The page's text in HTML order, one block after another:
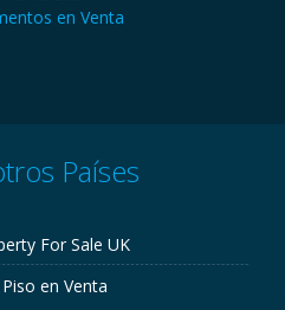
en Venta
Países
For Sale UK
Piso en Venta